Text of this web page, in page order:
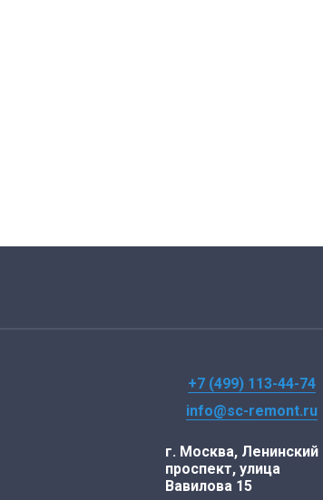
+7 (499) 113-44-74
info@sc-remont.ru
г. Москва, Ленинский
проспект, улица
Вавилова 15